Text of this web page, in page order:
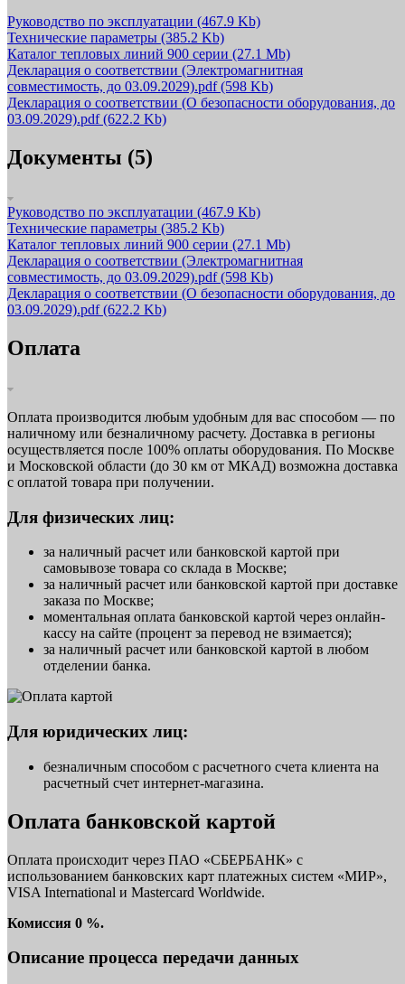
Руководство по эксплуатации (467.9 Kb)
Технические параметры (385.2 Kb)
Каталог тепловых линий 900 серии (27.1 Mb)
Декларация о соответствии (Электромагнитная
совместимость, до 03.09.2029).pdf(598 Kb)
Декларация о соответствии (О безопасности оборудования, до
03.09.2029).pdf(622.2 Kb)
Документы (5)
Руководство по эксплуатации (467.9 Kb)
Технические параметры (385.2 Kb)
Каталог тепловых линий 900 серии (27.1 Mb)
Декларация о соответствии (Электромагнитная
совместимость, до 03.09.2029).pdf(598 Kb)
Декларация о соответствии (О безопасности оборудования, до
03.09.2029).pdf(622.2 Kb)
Оплата
Оплата производится любым удобным для вас способом — по
наличному или безналичному расчету. Доставка в регионы
осуществляется после 100% оплаты оборудования. По Москве
и Московской области (до 30 км от МКАД) возможна доставка
с оплатой товара при получении.
Для физических лиц:
за наличный расчет или банковской картой при
самовывозе товара со склада в Москве;
за наличный расчет или банковской картой при доставке
заказа по Москве;
моментальная оплата банковской картой через онлайн-
кассу на сайте (процент за перевод не взимается);
за наличный расчет или банковской картой в любом
отделении банка.
Для юридических лиц:
безналичным способом с расчетного счета клиента на
расчетный счет интернет-магазина.
Оплата банковской картой
Оплата происходит через ПАО «СБЕРБАНК» с
использованием банковских карт платежных систем «МИР»,
VISA International и Mastercard Worldwide.
Комиссия 0 %.
Описание процесса передачи данных